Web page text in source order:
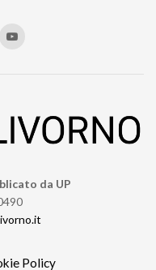
da UP
Policy